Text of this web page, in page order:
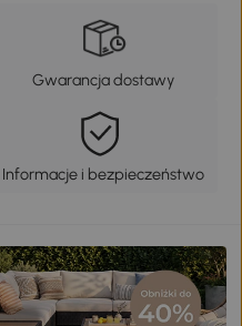
Gwarancja dostawy
Informacje i bezpieczeństwo